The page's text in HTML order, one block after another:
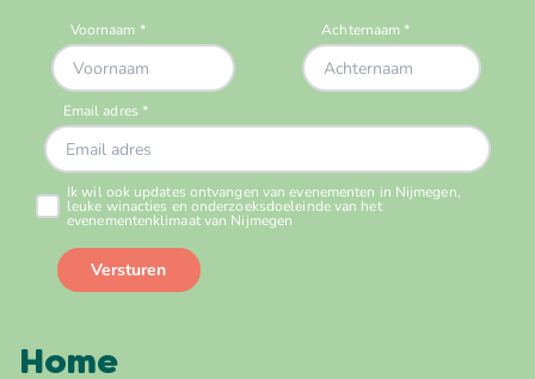
Home